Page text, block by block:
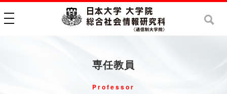
toggle navigation
専任教員
Professor